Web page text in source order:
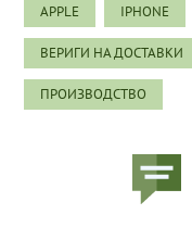
APPLE IPHONE
ВЕРИГИ НА ДОСТАВКИ
ПРОИЗВОДСТВО